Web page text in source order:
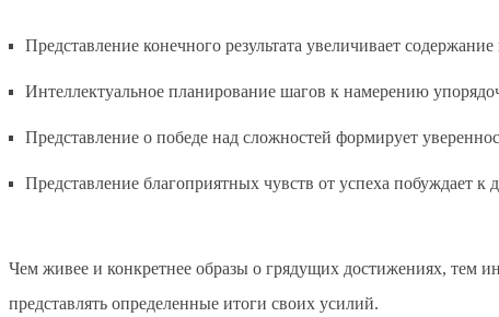
Представление конечного результата увеличивает содержание
Интеллектуальное планирование шагов к намерению
Представление о победе над сложностей формирует
Представление благоприятных чувств от успеха побуждает к
Чем живее и конкретнее образы о грядущих достижениях, тем
представлять определенные итоги своих усилий.